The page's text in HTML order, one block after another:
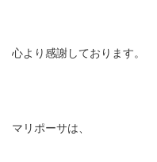
心より感謝しております。
マリポーサは、